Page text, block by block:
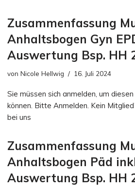
Zusammenfassung
Anhaltsbogen Gyn
Auswertung Bsp. HH
von Nicole Hellwig 16. Juli 2024
Sie müssen sich anmelden, um
können. Bitte Anmelden. Kein
bei uns
Zusammenfassung
Anhaltsbogen Päd
Auswertung Bsp. HH